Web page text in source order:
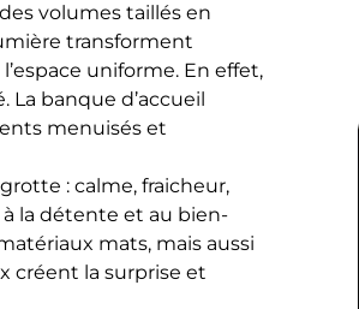
volumes taillés en
transforment
uniforme. En effet,
banque d’accueil
menuisés et
: calme, fraicheur,
à la détente et au bien-
mats, mais aussi
créent la surprise et